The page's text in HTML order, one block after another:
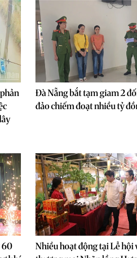
Đà Nẵng bắt tạm giam 2
đảo chiếm đoạt nhiều tỷ
60
Nhiều hoạt động tại Lễ hội